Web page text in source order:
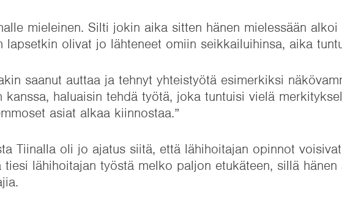
mieleinen. Silti jokin aika sitten hänen mielessään
lapsetkin olivat jo lähteneet omiin seikkailuihinsa, aika
saanut auttaa ja tehnyt yhteistyötä esimerkiksi
kanssa, haluaisin tehdä työtä, joka tuntuisi vielä
asiat alkaa kiinnostaa.”
Tiinalla oli jo ajatus siitä, että lähihoitajan opinnot
tiesi lähihoitajan työstä melko paljon etukäteen, sillä hänen